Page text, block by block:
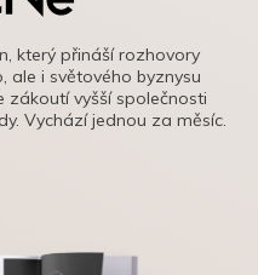
který přináší rozhovory
ale i světového byznysu
zákoutí vyšší společnosti
Vychází jednou za měsíc.